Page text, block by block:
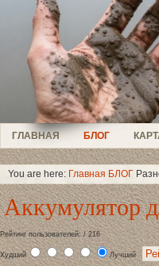
ГЛАВНАЯ БЛОГ
You are here: Главная БЛОГ
Аккумулятор
Рейтинг пользователей: / 216
Худший Лучший